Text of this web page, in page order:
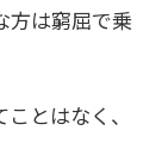
方は窮屈で乗
とはなく、